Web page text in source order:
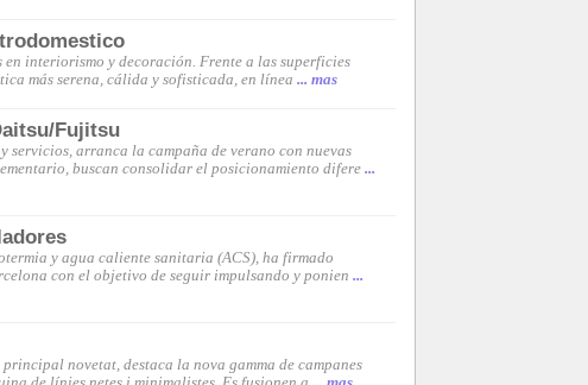
en interiorismo y decoración. Frente a las superficies
más serena, cálida y sofisticada, en línea... mas
Fujitsu
arranca la campaña de verano con nuevas
buscan consolidar el posicionamiento difere...
y agua caliente sanitaria (ACS), ha firmado
con el objetivo de seguir impulsando y ponien...
novetat, destaca la nova gamma de campanes